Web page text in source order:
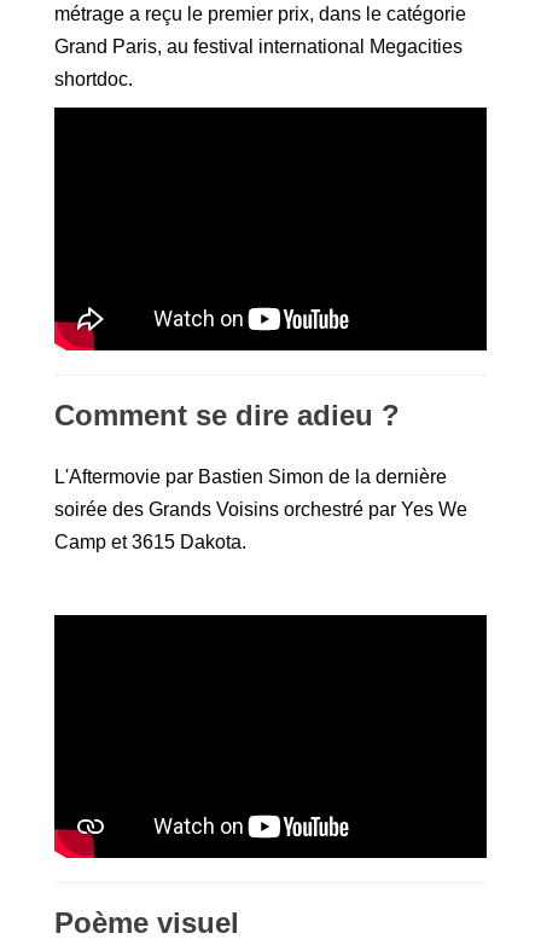
métrage a reçu le premier prix, dans le catégorie
Grand Paris, au festival international Megacities
shortdoc.
Comment se dire adieu ?
L'Aftermovie par Bastien Simon de la dernière
soirée des Grands Voisins orchestré par Yes We
Camp et 3615 Dakota.
Poème visuel